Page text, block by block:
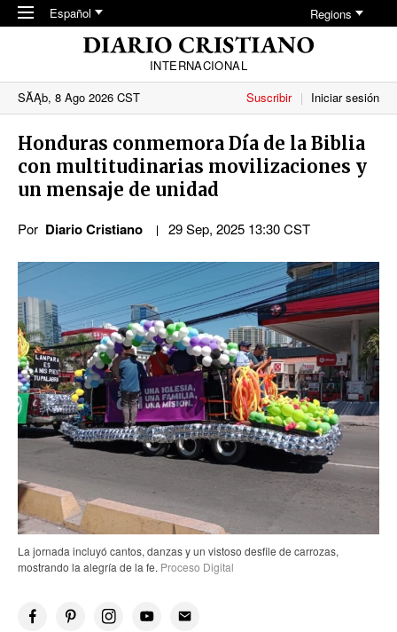
Skip to main content
Español Regions
INTERNACIONAL
SĂĄb, 8 Ago 2026 CST
Suscribir Iniciar sesión
Honduras conmemora Día de la Biblia
con multitudinarias movilizaciones y
un mensaje de unidad
Por Diario Cristiano 29 Sep, 2025 13:30 CST
La jornada incluyó cantos, danzas y un vistoso desfile de carrozas,
mostrando la alegría de la fe. Proceso Digital